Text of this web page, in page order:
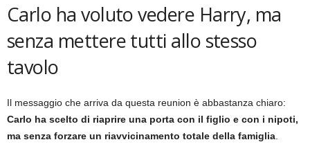
Carlo ha voluto vedere Harry, ma
senza mettere tutti allo stesso
tavolo
Il messaggio che arriva da questa reunion è abbastanza chiaro:
Carlo ha scelto di riaprire una porta con il figlio e con i nipoti,
ma senza forzare un riavvicinamento totale della famiglia